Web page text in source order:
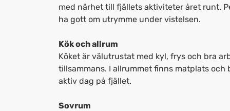
med närhet till fjällets aktiviteter året runt.
ha gott om utrymme under vistelsen.
Kök och allrum
Köket är välutrustat med kyl, frys och bra
tillsammans. I allrummet finns matplats
aktiv dag på fjället.
Sovrum